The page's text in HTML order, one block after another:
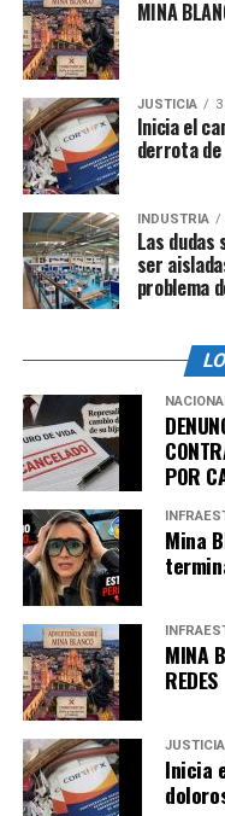
En defensa de la
Alejandra Navez del
el INEGI, la gente
federales.
Mientras que Manuel
lamentable «el criterio
oponen a esta
«Por un lado exigen
las acciones que
En la misma sesión,
que se reforman,
disposiciones del
de los Estados Unidos
y comunidades
admin
MINA
JUSTICIA
Inicia el
derrota de
INDUSTRIA
Las dudas
ser
problema
POR
Mina
MINA
REDES
JUSTICIA
Inicia